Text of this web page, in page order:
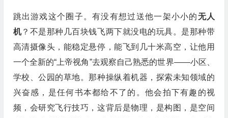
跳出游戏这个圈子。有没有想过送他一架小小的无人
机？不是那种几百块钱飞两下就没电的玩具。是那种带
高清摄像头，能稳定悬停，能飞到几十米高空，让他用
一个全新的“上帝视角”去观察自己熟悉的世界——小区、
学校、公园的草地。那种操纵着机器，探索未知领域的
兴奋感，是任何书本都给不了的。他会拍下有趣的视
频，会研究飞行技巧，这背后是物理，是构图，是空间